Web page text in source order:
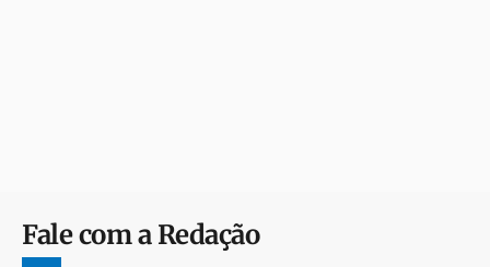
Fale com a Redação